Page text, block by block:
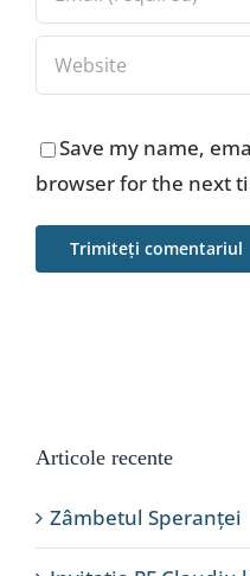
Save my name,
browser for the next
Articole recente
Zâmbetul Speranței